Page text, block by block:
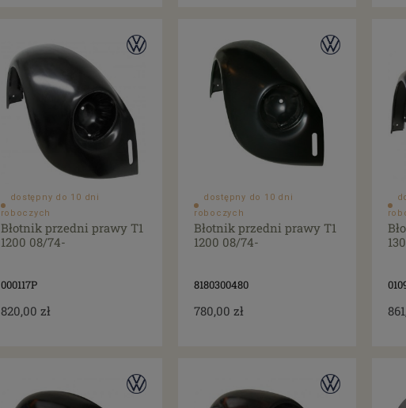
dostępny do 10 dni
roboczych
Błotnik przedni prawy T1
1200 08/74-
000117P
820,00 zł
dostępny do 10 dni
roboczych
Błotnik przedni prawy T1
1200 08/74-
8180300480
780,00 zł